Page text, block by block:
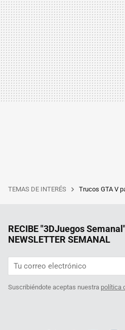
TEMAS DE INTERÉS Trucos GTA V
RECIBE "3DJuegos
NEWSLETTER SEMANAL
Suscribiéndote aceptas nuestra política